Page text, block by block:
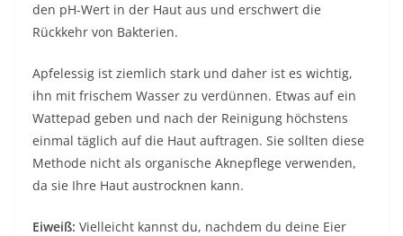
den pH-Wert in der Haut aus und erschwert die
Rückkehr von Bakterien.
Apfelessig ist ziemlich stark und daher ist es wichtig,
ihn mit frischem Wasser zu verdünnen. Etwas auf ein
Wattepad geben und nach der Reinigung höchstens
einmal täglich auf die Haut auftragen. Sie sollten diese
Methode nicht als organische Aknepflege verwenden,
da sie Ihre Haut austrocknen kann.
Eiweiß: Vielleicht kannst du, nachdem du deine Eier